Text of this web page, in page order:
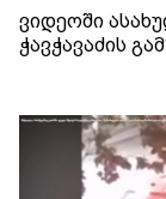
ვიდეოში
ჭავჭავაძის